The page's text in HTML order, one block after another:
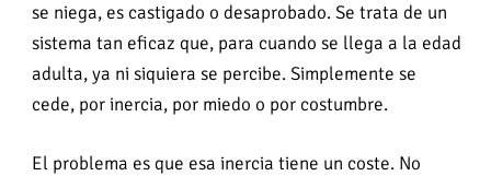
se niega, es castigado o desaprobado. Se trata de un
sistema tan eficaz que, para cuando se llega a la edad
adulta, ya ni siquiera se percibe. Simplemente se
cede, por inercia, por miedo o por costumbre.
El problema es que esa inercia tiene un coste. No